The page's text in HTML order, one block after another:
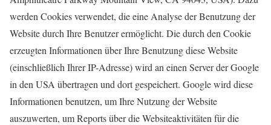
werden Cookies verwendet, die eine Analyse der Benutzung der
Website durch Ihre Benutzer ermöglicht. Die durch den Cookie
erzeugten Informationen über Ihre Benutzung diese Website
(einschließlich Ihrer IP-Adresse) wird an einen Server der Google
in den USA übertragen und dort gespeichert. Google wird diese
Informationen benutzen, um Ihre Nutzung der Website
auszuwerten, um Reports über die Websiteaktivitäten für die